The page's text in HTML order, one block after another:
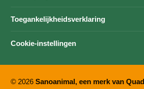
Toegankelijkheidsverklaring
Cookie-instellingen
© 2026Sanoanimal, een merk van